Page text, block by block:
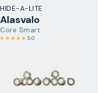
HIDE-A-LITE
Alasvalo
Core Smart
5,0